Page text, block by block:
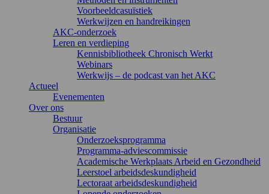
Voorbeeldcasuïstiek
Werkwijzen en handreikingen
AKC-onderzoek
Leren en verdieping
Kennisbibliotheek Chronisch Werkt
Webinars
Werkwijs – de podcast van het AKC
Actueel
Evenementen
Over ons
Bestuur
Organisatie
Onderzoeksprogramma
Programma-adviescommissie
Academische Werkplaats Arbeid en Gezondheid
Leerstoel arbeidsdeskundigheid
Lectoraat arbeidsdeskundigheid